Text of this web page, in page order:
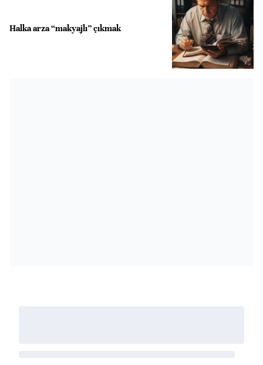
Halka arza “makyajlı” çıkmak